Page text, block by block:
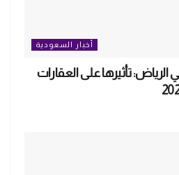
أخبار السعودية
تأثيرها على العقارات